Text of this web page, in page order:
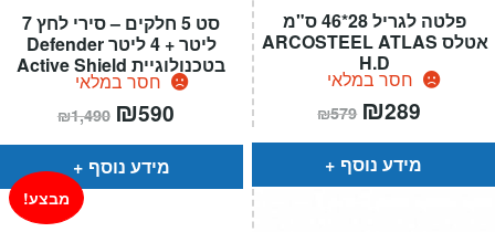
סט 5 חלקים – סירי לחץ 7
ליטר + 4 ליטר Defender
בטכנולוגיית Active Shield
חסר במלאי
₪1,490 המחיר
המקורי
היה:
₪590
הוא:
מידע נוסף
פלטה לגריל 28*46 ס"מ
אטלס ARCOSTEEL ATLAS
H.D
חסר במלאי
₪579 המחיר
המקורי
היה:
₪579.
₪289
הוא:
מידע נוסף
מבצע!